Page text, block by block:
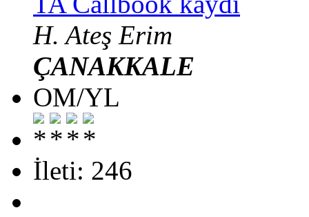
H. Ateş Erim
ÇANAKKALE
OM/YL
İleti: 246